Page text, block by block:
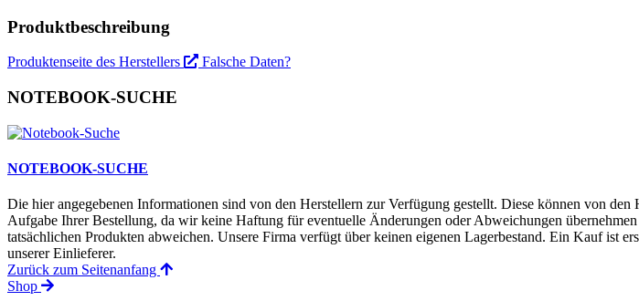
Produktbeschreibung
Produktenseite des Herstellers Falsche Daten?
NOTEBOOK-SUCHE
NOTEBOOK-SUCHE
Die hier angegebenen Informationen sind von den Herstellern zur Verfügung gestellt. Diese können von
Aufgabe Ihrer Bestellung, da wir keine Haftung für eventuelle Änderungen oder Abweichungen
tatsächlichen Produkten abweichen. Unsere Firma verfügt über keinen eigenen Lagerbestand. Ein Kauf ist
unserer Einlieferer.
Zurück zum Seitenanfang
Shop